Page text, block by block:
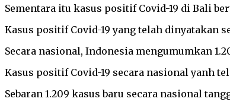
Sementara itu kasus positif Covid-19 di Bali
Kasus positif Covid-19 yang telah dinyatakan
Secara nasional, Indonesia mengumumkan
Kasus positif Covid-19 secara nasional yanh
Sebaran 1.209 kasus baru secara nasional